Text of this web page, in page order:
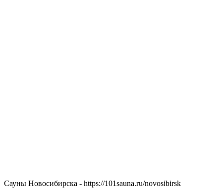
Сауны Новосибирска - https://101sauna.ru/novosibirsk